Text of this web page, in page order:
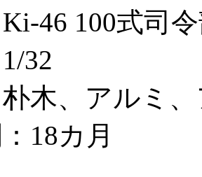
46 100式司
32
木、アルミ、
18カ月